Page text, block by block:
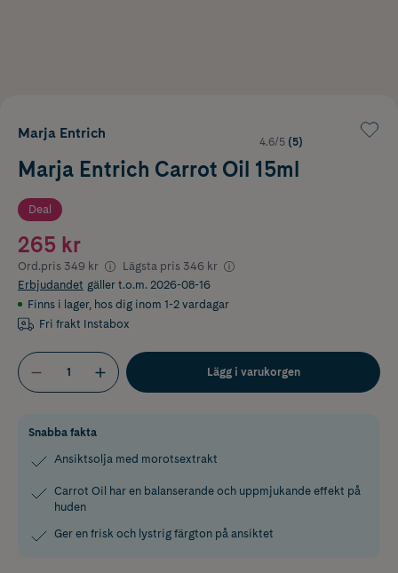
Marja Entrich
4.6/5 (5)
Marja Entrich Carrot Oil 15ml
Deal
265 kr
Ord.pris 349 kr Lägsta pris 346 kr
Erbjudandet gäller t.o.m. 2026-08-16
Finns i lager, hos dig inom 1-2 vardagar
Fri frakt Instabox
Lägg i varukorgen
Snabba fakta
Ansiktsolja med morotsextrakt
Carrot Oil har en balanserande och uppmjukande effekt på
huden
Ger en frisk och lystrig färgton på ansiktet